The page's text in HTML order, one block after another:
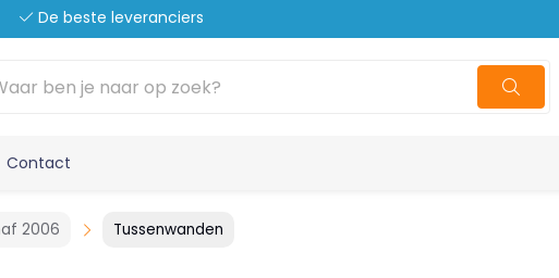
De beste leveranciers
Contact
2006 Tussenwanden